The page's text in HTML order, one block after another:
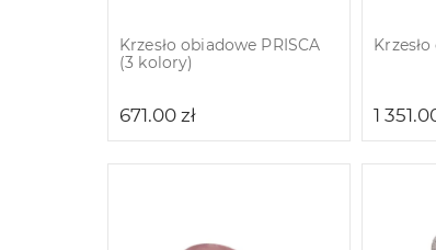
Krzesło obiadowe PRISCA
(3 kolory)
671.00 zł 1